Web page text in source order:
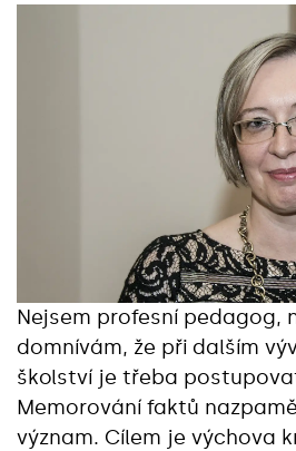
Nejsem profesní pedagog,
domnívám, že při dalším
školství je třeba
Memorování faktů
význam. Cílem je výchova